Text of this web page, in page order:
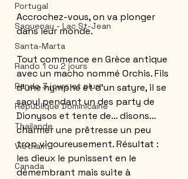
Portugal
Saguenay - Lac St-Jean
Santa-Marta
Rando 1 ou 2 jours
Rando 3 jours et plus
République Dominicaine
Thailande
Vietnam
Canada
Accrochez-vous, on va plonger
dans leur monde.
Tout commence en Grèce antique
avec un macho nommé Orchis. Fils
d’une nymphe et d’un satyre, il se
saoul pendant un des party de
Dionysos et tente de… disons…
charmer une prêtresse un peu
trop vigoureusement. Résultat :
les dieux le punissent en le
démembrant mais suite à